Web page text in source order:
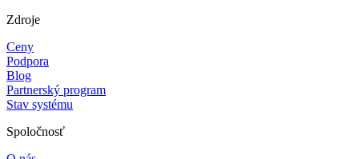
Zdroje
Ceny
Podpora
Blog
Partnerský program
Stav systému
Spoločnosť